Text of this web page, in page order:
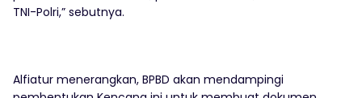
TNI-Polri,” sebutnya.
Alfiatur menerangkan, BPBD akan mendampingi